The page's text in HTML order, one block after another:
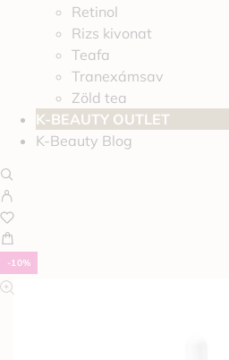
Retinol
Rizs kivonat
Teafa
Tranexámsav
Zöld tea
K-BEAUTY OUTLET
K-Beauty Blog
-10%